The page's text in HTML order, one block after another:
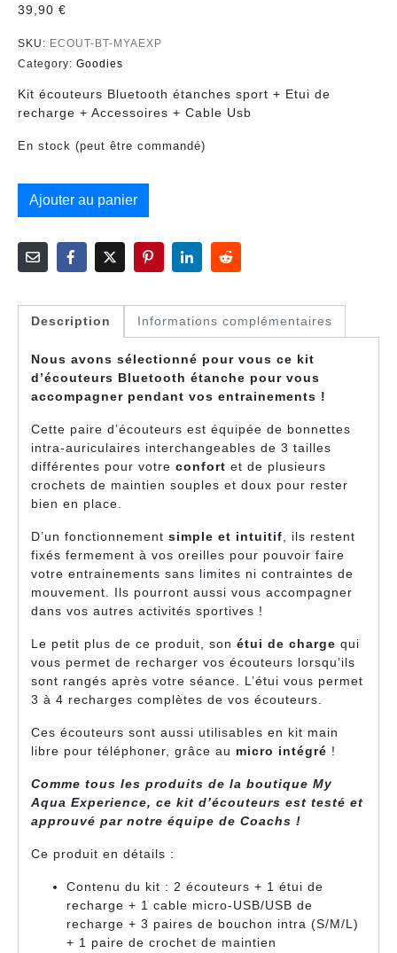
39,90 €
SKU: ECOUT-BT-MYAEXP
Category: Goodies
Kit écouteurs Bluetooth étanches sport + Etui de
recharge + Accessoires + Cable Usb
En stock (peut être commandé)
Ajouter au panier
Description Informations complémentaires
Nous avons sélectionné pour vous ce kit
d’écouteurs Bluetooth étanche pour vous
accompagner pendant vos entrainements !
Cette paire d’écouteurs est équipée de bonnettes
intra-auriculaires interchangeables de 3 tailles
différentes pour votre confort et de plusieurs
crochets de maintien souples et doux pour rester
bien en place.
D’un fonctionnement simple et intuitif, ils restent
fixés fermement à vos oreilles pour pouvoir faire
votre entrainements sans limites ni contraintes de
mouvement. Ils pourront aussi vous accompagner
dans vos autres activités sportives !
Le petit plus de ce produit, son étui de charge qui
vous permet de recharger vos écouteurs lorsqu’ils
sont rangés après votre séance. L’étui vous permet
3 à 4 recharges complètes de vos écouteurs.
Ces écouteurs sont aussi utilisables en kit main
libre pour téléphoner, grâce au micro intégré !
Comme tous les produits de la boutique My
Aqua Experience, ce kit d’écouteurs est testé et
approuvé par notre équipe de Coachs !
Ce produit en détails :
Contenu du kit : 2 écouteurs + 1 étui de
recharge + 1 cable micro-USB/USB de
recharge + 3 paires de bouchon intra (S/M/L)
+ 1 paire de crochet de maintien